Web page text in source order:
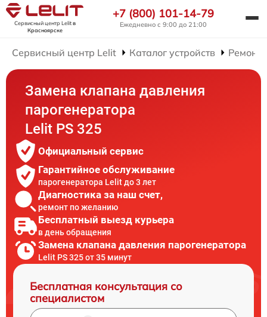
Сервисный центр Lelitв
Красноярске
+7 (800) 101-14-79
Ежедневно с 9:00 до 21:00
Сервисный центр Lelit Каталог устройств Ремонт
Замена клапана давления
парогенератора
Lelit PS 325
Официальный сервис
Гарантийное обслуживание
парогенератора Lelit до 3 лет
Диагностика за наш счет,
ремонт по желанию
Бесплатный выезд курьера
в день обращения
Замена клапана давления парогенератора
Lelit PS 325 от 35 минут
Бесплатная консультация со
специалистом